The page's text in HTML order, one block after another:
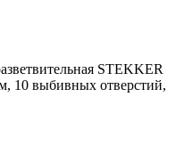
STEKKER
10 выбивных отверстий,